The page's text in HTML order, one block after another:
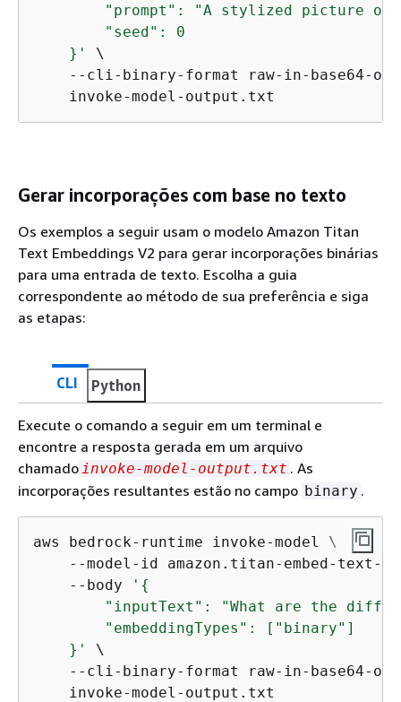
"prompt": "A stylized picture of
        "seed": 0
    }'
\
--cli-binary-format raw-in-base64-
    invoke-model-output.txt
Gerar incorporações com base no texto
Os exemplos a seguir usam o modelo Amazon Titan
Text Embeddings V2 para gerar incorporações binárias
para uma entrada de texto. Escolha a guia
correspondente ao método de sua preferência e siga
as etapas:
CLI Python
Execute o comando a seguir em um terminal e
encontre a resposta gerada em um arquivo
chamado invoke-model-output.txt . As
incorporações resultantes estão no campo binary .
aws bedrock-runtime invoke-model \
--model-id amazon.titan-embed-text-
    --body
' {
"inputText": "What are the
        "embeddingTypes": ["binary"]
    }'
\
--cli-binary-format raw-in-base64-
    invoke-model-output.txt